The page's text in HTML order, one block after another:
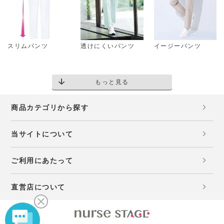
スリムパンツ 透けにくいパンツ イージーパンツ
もっと見る
商品カテゴリから探す
当サイトについて
ご利用にあたって
直営店について